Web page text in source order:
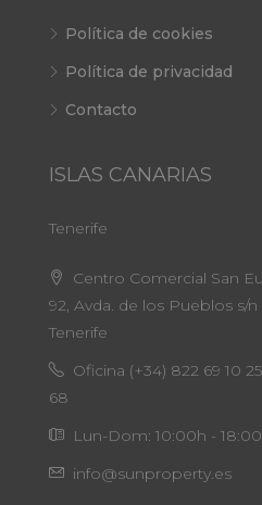
Política de cookies
Política de privacidad
Contacto
ISLAS CANARIAS
Tenerife
Centro Comercial San
92, Avda. de los Pueblos s/
Tenerife
Oficina (+34) 822 69 10
68
Lun-Dom: 10:00h -
info@sunproperty.es